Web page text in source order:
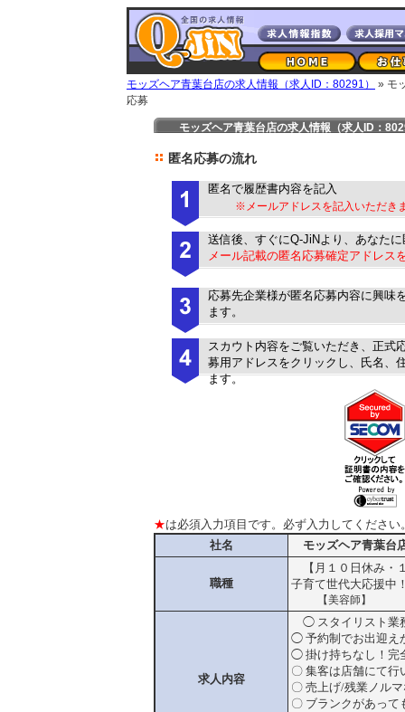
モッズヘア青葉台店の求人情報（求人ID：80291）
» モ
応募
モッズヘア青葉台店の求人情報（求人ID：
匿名応募の流れ
匿名で履歴書内容を記入
※メールアドレスを記入いただき
送信後、すぐにQ-JiNより、あなた
メール記載の匿名応募確定アドレス
応募先企業様が匿名応募内容に興味
ます。
スカウト内容をご覧いただき、正式
募用アドレスをクリックし、氏名、
ます。
★は必須入力項目です。必ず入力してください
社名
モッズヘア青葉台
職種
【月１０日休み・
子育て世代大応援中
【美容師】
求人内容
◯ スタイリスト業
◯ 予約制でお出迎え
◯ 掛け持ちなし！完
〇 集客は店舗にて
〇 売上げ/残業ノル
〇 ブランクがあっ